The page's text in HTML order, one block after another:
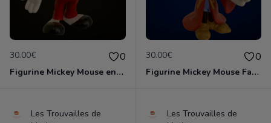
30.00€ 0
Figurine Mickey Mouse en porcelaine de 14 cm de haut marque Disney comme neuve
30.00€ 0
Figurine Mickey Mouse Fantasia en porcelaine de 16 cm de haut marque Disney comme neuve
Les Trouvailles de
Les Trouvailles de